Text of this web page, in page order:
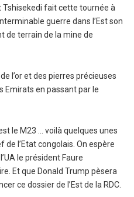
Tshisekedi fait cette tournée à
guerre dans l’Est son
de terrain de la mine de
l’or et des pierres précieuses
Emirats en passant par le
le M23 … voilà quelques unes
l’Etat congolais. On espère
le président Faure
Et que Donald Trump pèsera
ce dossier de l’Est de la RDC.